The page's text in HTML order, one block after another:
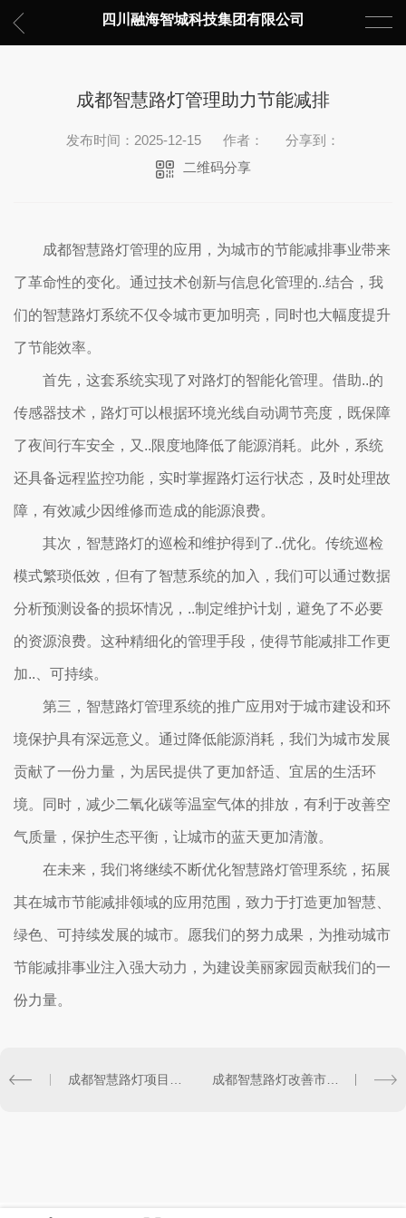
四川融海智城科技集团有限公司
成都智慧路灯管理助力节能减排
发布时间：2025-12-15 作者：
分享到：
二维码分享
成都智慧路灯管理的应用，为城市的节能减排事业带来
了革命性的变化。通过技术创新与信息化管理的..结合，我
们的智慧路灯系统不仅令城市更加明亮，同时也大幅度提升
了节能效率。
首先，这套系统实现了对路灯的智能化管理。借助..的
传感器技术，路灯可以根据环境光线自动调节亮度，既保障
了夜间行车安全，又..限度地降低了能源消耗。此外，系统
还具备远程监控功能，实时掌握路灯运行状态，及时处理故
障，有效减少因维修而造成的能源浪费。
其次，智慧路灯的巡检和维护得到了..优化。传统巡检
模式繁琐低效，但有了智慧系统的加入，我们可以通过数据
分析预测设备的损坏情况，..制定维护计划，避免了不必要
的资源浪费。这种精细化的管理手段，使得节能减排工作更
加..、可持续。
第三，智慧路灯管理系统的推广应用对于城市建设和环
境保护具有深远意义。通过降低能源消耗，我们为城市发展
贡献了一份力量，为居民提供了更加舒适、宜居的生活环
境。同时，减少二氧化碳等温室气体的排放，有利于改善空
气质量，保护生态平衡，让城市的蓝天更加清澈。
在未来，我们将继续不断优化智慧路灯管理系统，拓展
其在城市节能减排领域的应用范围，致力于打造更加智慧、
绿色、可持续发展的城市。愿我们的努力成果，为推动城市
节能减排事业注入强大动力，为建设美丽家园贡献我们的一
份力量。